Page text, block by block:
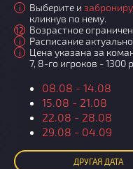
i Выберите и
кликнув по нему.
12 Возрастное
i Расписание
i
Цена указана за
7, 8-го игроков - 1300
08.08 - 14.08
15.08 - 21.08
22.08 - 28.08
29.08 - 04.09
ДРУГАЯ ДАТА